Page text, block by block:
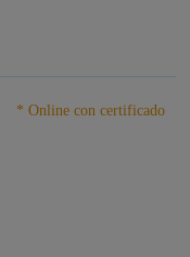
* Online con certificado